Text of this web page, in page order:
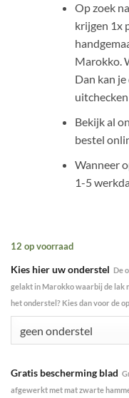
Op zoek
krijgen 1x
Marokko.
Dan kan
Bekijk al
bestel
Wanneer
1-5
12 op voorraad
Kies hier uw onderstel De
gelakt in Marokko waarbij de lak
het onderstel? Kies dan voor de
geen onderstel
Gratis bescherming blad
afgewerkt met mat zwarte